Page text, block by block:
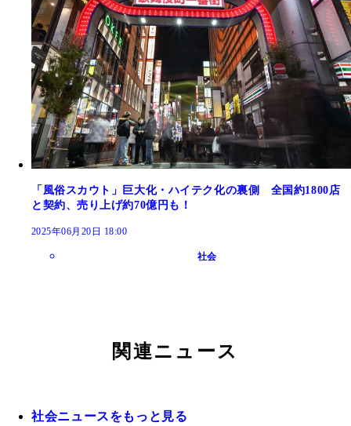
「風俗スカウト」巨大化・ハイテク化の裏側 全国約1800店
と契約、売り上げ約70億円も！
2025年06月20日 18:00
社会
関連ニュース
社会ニュースをもっと見る